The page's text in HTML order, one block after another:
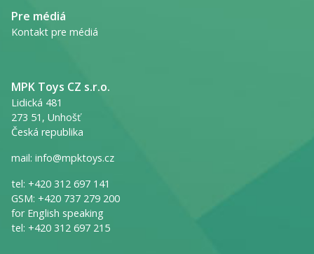
Pre médiá
Kontakt pre médiá
MPK Toys CZ s.r.o.
Lidická 481
273 51, Unhošť
Česká republika
mail: info@mpktoys.cz
tel: +420 312 697 141
GSM: +420 737 279 200
for English speaking
tel: +420 312 697 215